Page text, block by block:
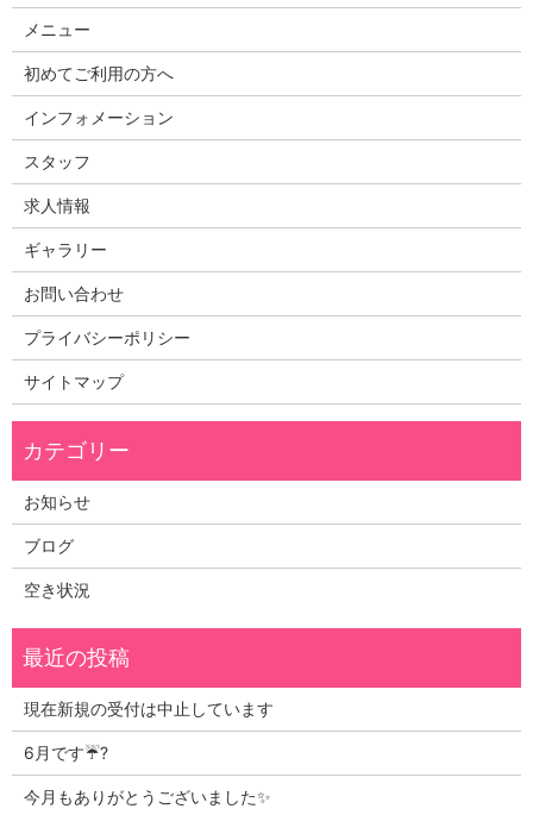
メニュー
初めてご利用の方へ
インフォメーション
スタッフ
求人情報
ギャラリー
お問い合わせ
プライバシーポリシー
サイトマップ
お知らせ
ブログ
空き状況
現在新規の受付は中止しています
6月です☔?
今月もありがとうございました✨